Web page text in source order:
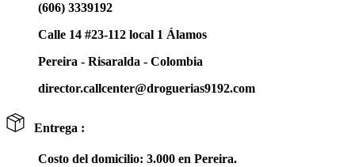
(606) 3339192
Calle 14 #23-112 local 1 Álamos
Pereira - Risaralda - Colombia
director.callcenter@droguerias9192.com
Entrega :
Costo del domicilio: 3.000 en Pereira.